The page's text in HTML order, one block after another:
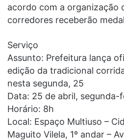
acordo com a organização
corredores receberão
Serviço
Assunto: Prefeitura lança
edição da tradicional
nesta segunda, 25
Data: 25 de abril, segunda-
Horário: 8h
Local: Espaço Multiuso –
Maguito Vilela, 1º andar –